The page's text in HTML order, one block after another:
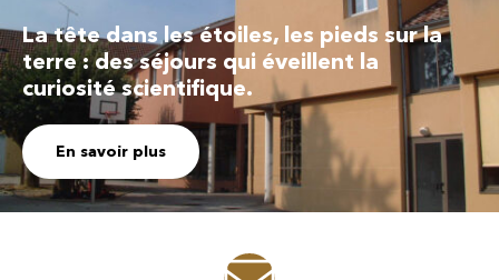
La tête dans les étoiles, les pieds sur la
terre : des séjours qui éveillent la
curiosité scientifique.
En savoir plus